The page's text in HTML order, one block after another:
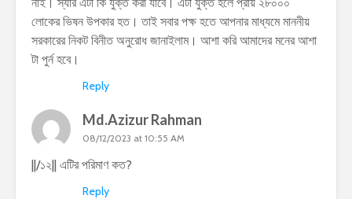
লোকের ভিষন উপকার হত। তাই সবার পক্ষ হতে আপনার মাধ্যমে মাননীয়
সরকারের নিকট বিনীত অনুরোধ জানাইলাম। আশা করি আমাদের মনের আশা
টা পুর্ন হবে।
Reply
Md.Azizur Rahman
08/12/2023 at 10:55 AM
||/১২|| এটির পরিমাণ কত?
Reply